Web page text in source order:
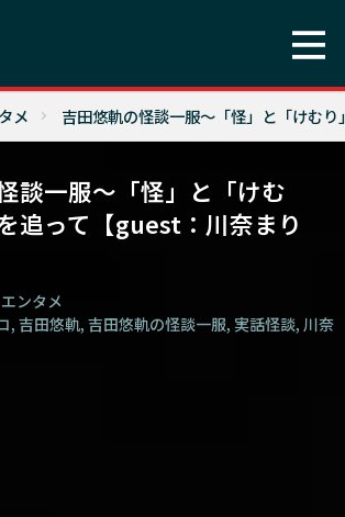
メ 吉田悠軌の怪談一服～「怪」と「けむ
談一服～「怪」と「けむ
追って【guest：川奈まり
エンタメ
, 吉田悠軌, 吉田悠軌の怪談一服, 実話怪談, 川奈